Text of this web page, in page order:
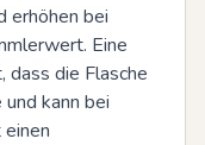
erhöhen bei
Eine
die Flasche
kann bei